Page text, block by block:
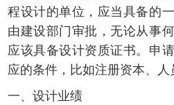
程设计的单位，应当具备的
由建设部门审批，无论从事
应该具备设计资质证书。申
应的条件，比如注册资本、人
一、设计业绩